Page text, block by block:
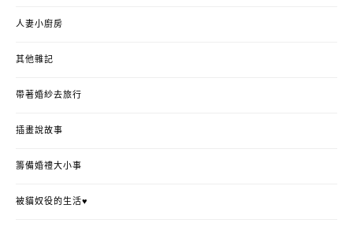
人妻小廚房
其他雜記
帶著婚紗去旅行
插畫說故事
籌備婚禮大小事
被貓奴役的生活♥